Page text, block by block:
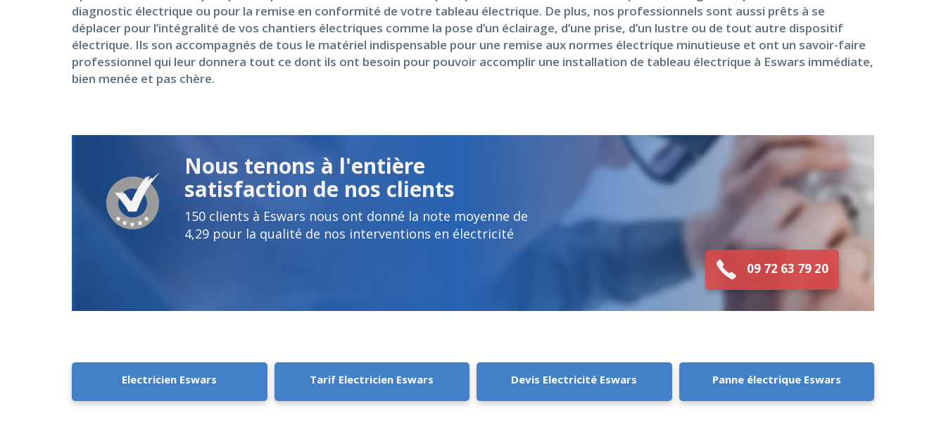
diagnostic électrique ou pour la remise en conformité de votre tableau électrique. De plus, nos professionnels sont aussi prêts à se
déplacer pour l’intégralité de vos chantiers électriques comme la pose d’un éclairage, d’une prise, d’un lustre ou de tout autre dispositif
électrique. Ils son accompagnés de tous le matériel indispensable pour une remise aux normes électrique minutieuse et ont un savoir-faire
professionnel qui leur donnera tout ce dont ils ont besoin pour pouvoir accomplir une installation de tableau électrique à Eswars immédiate,
bien menée et pas chère.
Nous tenons à l'entière
satisfaction de nos clients
150 clients à Eswars nous ont donné la note moyenne de
4,29 pour la qualité de nos interventions en électricité
09 72 63 79 20
Electricien Eswars Tarif Electricien Eswars Devis Electricité Eswars Panne électrique Eswars